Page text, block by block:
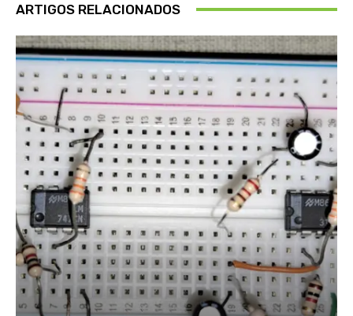
ARTIGOS RELACIONADOS